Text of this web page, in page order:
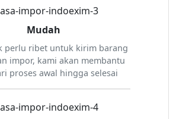
Mudah
perlu ribet untuk kirim barang
impor, kami akan membantu
proses awal hingga selesai